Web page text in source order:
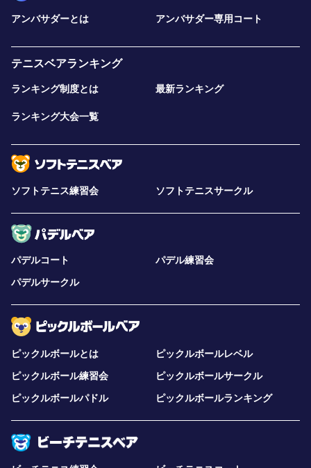
アンバサダーとは アンバサダー専用コート
テニスベアランキング
ランキング制度とは 最新ランキング
ランキング大会一覧
ソフトテニス練習会 ソフトテニスサークル
パデルコート
パデル練習会
パデルサークル
ピックルボールとは
ピックルボールレベル
ピックルボール練習会
ピックルボールサークル
ピックルボールパドル
ピックルボールランキング